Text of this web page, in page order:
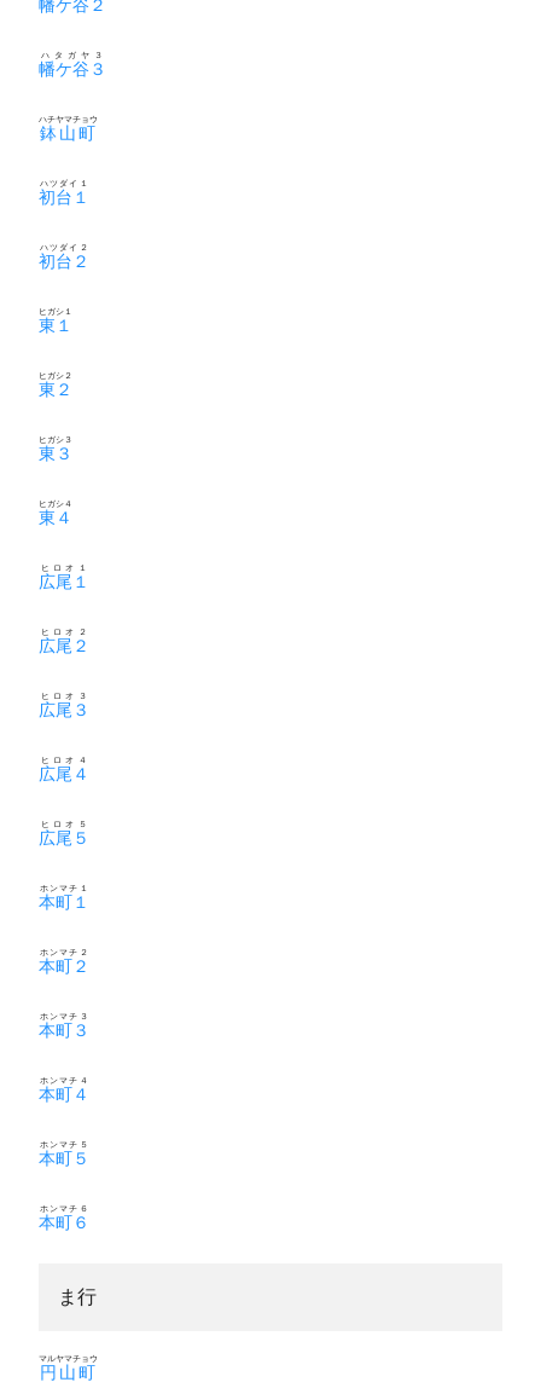
幡ケ谷２
幡ケ谷３
ハタガヤ３
鉢山町
ハチヤマチョウ
初台１
ハツダイ１
初台２
ハツダイ２
東１
ヒガシ１
東２
ヒガシ２
東３
ヒガシ３
東４
ヒガシ４
広尾１
ヒロオ１
広尾２
ヒロオ２
広尾３
ヒロオ３
広尾４
ヒロオ４
広尾５
ヒロオ５
本町１
ホンマチ１
本町２
ホンマチ２
本町３
ホンマチ３
本町４
ホンマチ４
本町５
ホンマチ５
本町６
ホンマチ６
ま行
円山町
マルヤマチョウ